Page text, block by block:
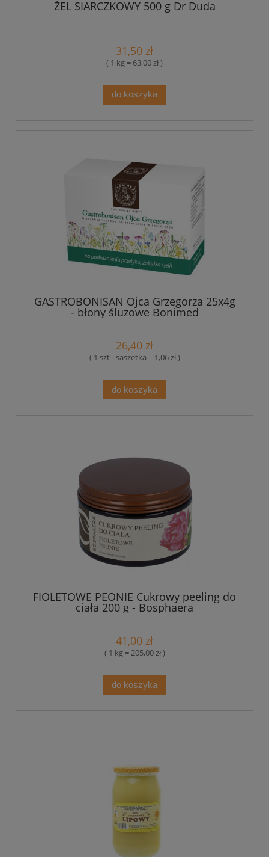
ŻEL SIARCZKOWY 500 g Dr Duda
31,50 zł
( 1 kg = 63,00 zł )
do koszyka
GASTROBONISAN Ojca Grzegorza 25x4g
- błony śluzowe Bonimed
26,40 zł
( 1 szt - saszetka = 1,06 zł )
do koszyka
FIOLETOWE PEONIE Cukrowy peeling do
ciała 200 g - Bosphaera
41,00 zł
( 1 kg = 205,00 zł )
do koszyka